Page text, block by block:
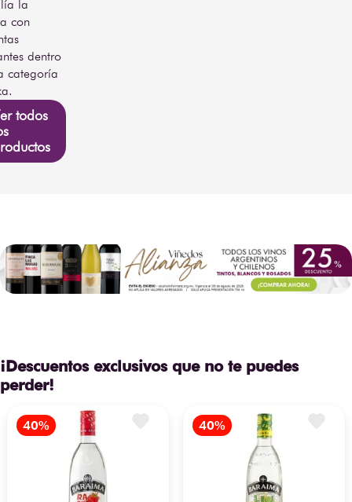
la
con
dentro
categoría
todos
¡Descuentos exclusivos que no te puedes
perder!